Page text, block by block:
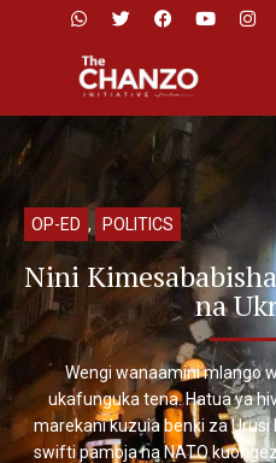
OP-ED , POLITICS
Nini
na
Wengi wanaamini mlango
ukafunguka tena. Hatua ya
marekani kuzuia benki za
swifti pamoja na NATO